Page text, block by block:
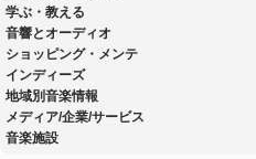
学ぶ・教える
音響とオーディオ
ショッピング・メンテ
インディーズ
地域別音楽情報
メディア/企業/サービス
音楽施設